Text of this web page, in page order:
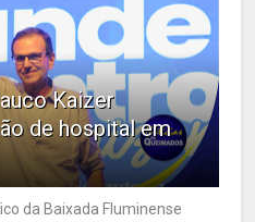
Kaizer
de hospital em
da Baixada Fluminense